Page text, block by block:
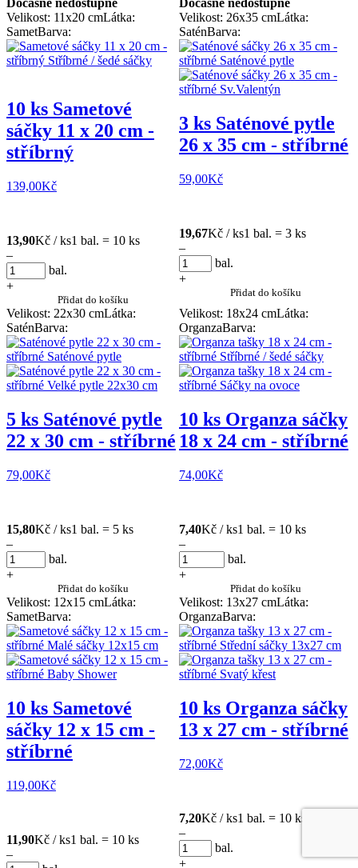
Dočasně nedostupné
Dočasně nedostupné
Velikost: 11x20 cmLátka:
SametBarva:
10 ks Sametové
sáčky 11 x 20 cm -
stříbrný
139,00Kč
13,90Kč / ks1 bal. = 10 ks
–
bal.
+
Přidat do košíku
Velikost: 26x35 cmLátka:
SaténBarva:
3 ks Saténové pytle
26 x 35 cm - stříbrné
59,00Kč
19,67Kč / ks1 bal. = 3 ks
–
bal.
+
Přidat do košíku
Velikost: 22x30 cmLátka:
SaténBarva:
5 ks Saténové pytle
22 x 30 cm - stříbrné
79,00Kč
15,80Kč / ks1 bal. = 5 ks
–
bal.
+
Přidat do košíku
Velikost: 18x24 cmLátka:
OrganzaBarva:
10 ks Organza sáčky
18 x 24 cm - stříbrné
74,00Kč
7,40Kč / ks1 bal. = 10 ks
–
bal.
+
Přidat do košíku
Velikost: 12x15 cmLátka:
SametBarva:
10 ks Sametové
sáčky 12 x 15 cm -
stříbrné
119,00Kč
11,90Kč / ks1 bal. = 10 ks
–
Velikost: 13x27 cmLátka:
OrganzaBarva:
10 ks Organza sáčky
13 x 27 cm - stříbrné
72,00Kč
7,20Kč / ks1 bal. = 10 ks
–
bal.
+